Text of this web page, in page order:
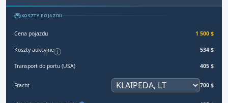
KOSZTY POJAZDU
Cena pojazdu 1 500 $
Koszty aukcyjne 534 $
Transport do portu (USA) 405 $
Fracht 700 $